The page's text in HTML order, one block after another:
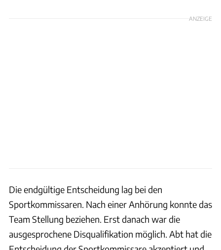
ANZEIGE
Die endgültige Entscheidung lag bei den
Sportkommissaren. Nach einer Anhörung konnte das
Team Stellung beziehen. Erst danach war die
ausgesprochene Disqualifikation möglich. Abt hat die